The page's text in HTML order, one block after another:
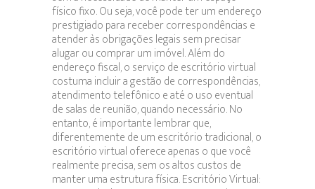
físico fixo. Ou seja, você pode ter um endereço
prestigiado para receber correspondências e
atender às obrigações legais sem precisar
alugar ou comprar um imóvel. Além do
endereço fiscal, o serviço de escritório virtual
costuma incluir a gestão de correspondências,
atendimento telefônico e até o uso eventual
de salas de reunião, quando necessário. No
entanto, é importante lembrar que,
diferentemente de um escritório tradicional, o
escritório virtual oferece apenas o que você
realmente precisa, sem os altos custos de
manter uma estrutura física. Escritório Virtual: